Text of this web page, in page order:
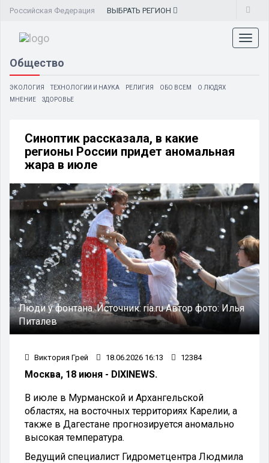
Российская Федерация ВЫБРАТЬ РЕГИОН
Общество
ЭКОЛОГИЯ ТЕХНОЛОГИИ И НАУКА РЕЛИГИЯ ОБО ВСЕМ
О ЛЮДЯХ
МНЕНИЕ
ЗДОРОВЬЕ
Синоптик рассказала, в какие
регионы России придет аномальная
жара в июле
Люди у фонтана.Источник: ria.ruАвтор фото:Илья
Питалев
Виктория Грей 18.06.2026 16:13 12384
Москва, 18 июня - DIXINEWS.
В июле в Мурманской и Архангельской
областях, на восточных территориях Карелии, а
также в Дагестане прогнозируется аномально
высокая температура.
Ведущий специалист Гидрометцентра Людмила